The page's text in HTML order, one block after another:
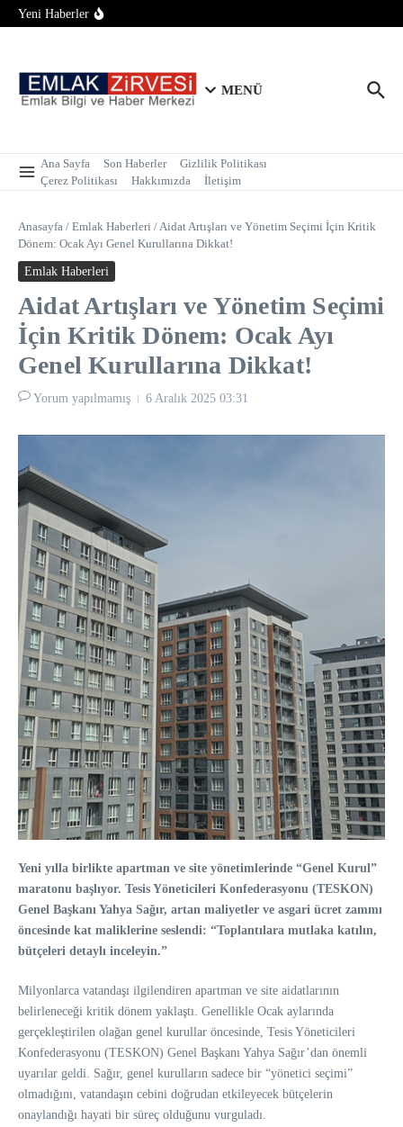
İçeriğe atla
Yeni Haberler
Konut Piyasasında İlk Yarı Raporu: Satışlar 700 Bine Yaklaştı
MENÜ
Ana Sayfa Son Haberler
Gizlilik Politikası
Çerez Politikası
Hakkımızda İletişim
Anasayfa / Emlak Haberleri /Aidat Artışları ve Yönetim Seçimi İçin Kritik
Dönem: Ocak Ayı Genel Kurullarına Dikkat!
Emlak Haberleri
Aidat Artışları ve Yönetim Seçimi
İçin Kritik Dönem: Ocak Ayı
Genel Kurullarına Dikkat!
Yorum yapılmamış 6 Aralık 2025 03:31
Yeni yılla birlikte apartman ve site yönetimlerinde “Genel Kurul”
maratonu başlıyor. Tesis Yöneticileri Konfederasyonu (TESKON)
Genel Başkanı Yahya Sağır, artan maliyetler ve asgari ücret zammı
öncesinde kat maliklerine seslendi: “Toplantılara mutlaka katılın,
bütçeleri detaylı inceleyin.”
Milyonlarca vatandaşı ilgilendiren apartman ve site aidatlarının
belirleneceği kritik dönem yaklaştı. Genellikle Ocak aylarında
gerçekleştirilen olağan genel kurullar öncesinde, Tesis Yöneticileri
Konfederasyonu (TESKON) Genel Başkanı Yahya Sağır’dan önemli
uyarılar geldi. Sağır, genel kurulların sadece bir “yönetici seçimi”
olmadığını, vatandaşın cebini doğrudan etkileyecek bütçelerin
onaylandığı hayati bir süreç olduğunu vurguladı.